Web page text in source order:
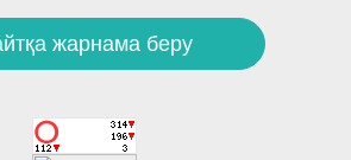
жарнама беру